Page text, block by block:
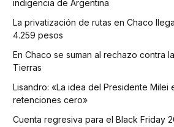
indigencia de Argentina
La privatización de rutas en Chaco
4.259 pesos
En Chaco se suman al rechazo contra
Tierras
Lisandro: «La idea del Presidente Milei
retenciones cero»
Cuenta regresiva para el Black Friday